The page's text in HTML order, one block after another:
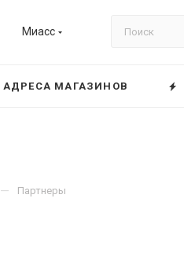
Миасс
АДРЕСА МАГАЗИНОВ
— Партнеры